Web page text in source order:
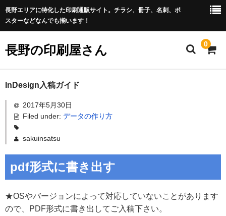
長野エリアに特化した印刷通販サイト。チラシ、冊子、名刺、ポ
スターなどなんでも揃います！
長野の印刷屋さん 0
HOME
チラシ
名刺
ポスター
お問い合わせ
InDesign入稿ガイド
2017年5月30日
Filed under: データの作り方
sakuinsatsu
pdf形式に書き出す
★OSやバージョンによって対応していないことがあります
ので、
PDF形式に書き出して ご入稿下さい。